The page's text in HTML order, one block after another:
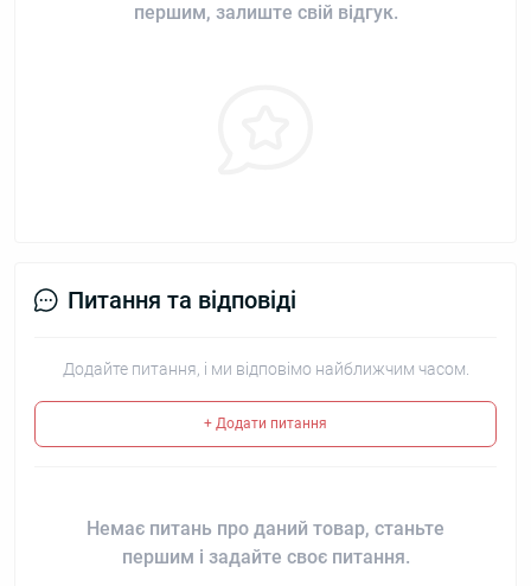
першим, залиште свій відгук.
Питання та відповіді
Додайте питання, і ми відповімо найближчим часом.
+ Додати питання
Немає питань про даний товар, станьте
першим і задайте своє питання.